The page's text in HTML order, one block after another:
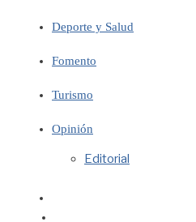
Deporte y Salud
Fomento
Turismo
Opinión
Editorial